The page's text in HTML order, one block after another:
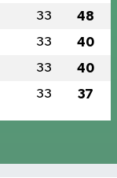
33 48
33 40
33 40
33 37